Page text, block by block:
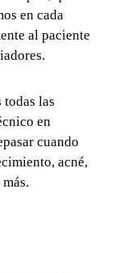
en cada
al paciente
todas las
en
cuando
acné,